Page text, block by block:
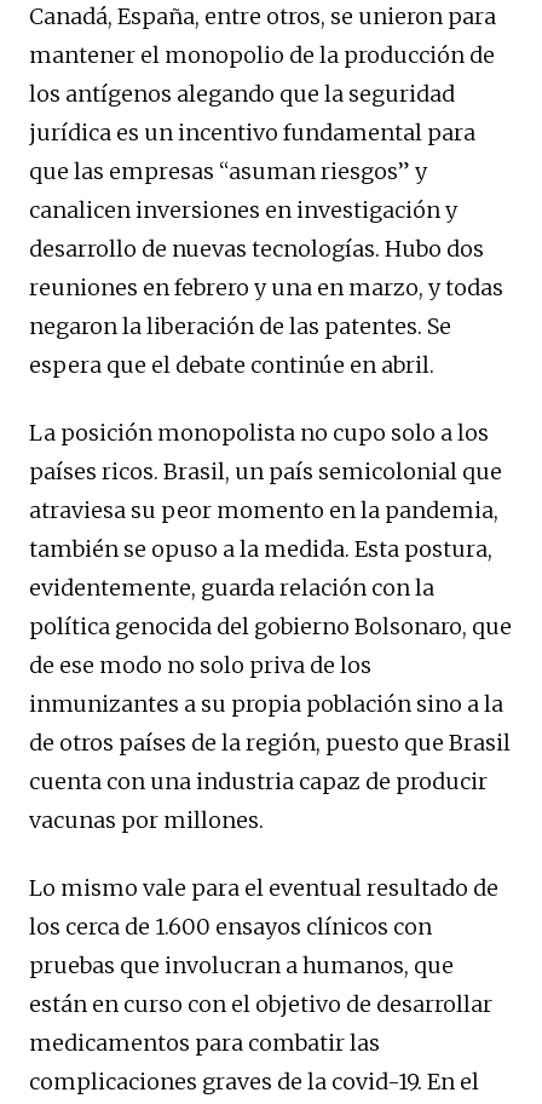
Canadá, España, entre otros, se unieron para
mantener el monopolio de la producción de
los antígenos alegando que la seguridad
jurídica es un incentivo fundamental para
que las empresas “asuman riesgos” y
canalicen inversiones en investigación y
desarrollo de nuevas tecnologías. Hubo dos
reuniones en febrero y una en marzo, y todas
negaron la liberación de las patentes. Se
espera que el debate continúe en abril.
La posición monopolista no cupo solo a los
países ricos. Brasil, un país semicolonial que
atraviesa su peor momento en la pandemia,
también se opuso a la medida. Esta postura,
evidentemente, guarda relación con la
política genocida del gobierno Bolsonaro, que
de ese modo no solo priva de los
inmunizantes a su propia población sino a la
de otros países de la región, puesto que Brasil
cuenta con una industria capaz de producir
vacunas por millones.
Lo mismo vale para el eventual resultado de
los cerca de 1.600 ensayos clínicos con
pruebas que involucran a humanos, que
están en curso con el objetivo de desarrollar
medicamentos para combatir las
complicaciones graves de la covid-19. En el